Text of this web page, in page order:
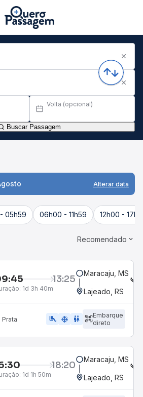
Volta (opcional)
Buscar Passagem
Alterar data
05h59 06h00 - 11h59 12h00 -
Recomendado
13:25
1d 3h 40m
Maracaju, MS
Lajeado, RS
airline_seat_legroom_extra ac_unit WC
Embarque
direto
18:20
1d 1h 50m
Maracaju, MS
Lajeado, RS